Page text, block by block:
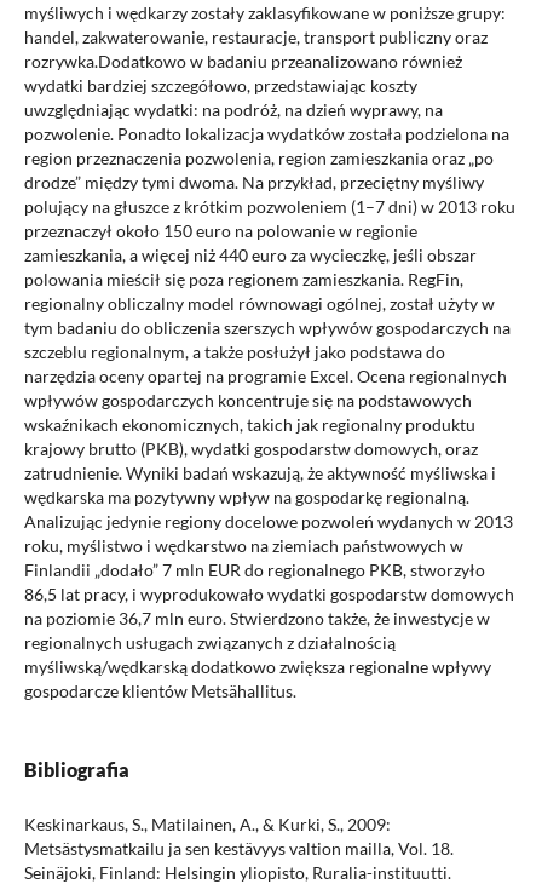
myśliwych i wędkarzy zostały zaklasyfikowane w poniższe grupy:
handel, zakwaterowanie, restauracje, transport publiczny oraz
rozrywka.Dodatkowo w badaniu przeanalizowano również
wydatki bardziej szczegółowo, przedstawiając koszty
uwzględniając wydatki: na podróż, na dzień wyprawy, na
pozwolenie. Ponadto lokalizacja wydatków została podzielona na
region przeznaczenia pozwolenia, region zamieszkania oraz „po
drodze” między tymi dwoma. Na przykład, przeciętny myśliwy
polujący na głuszce z krótkim pozwoleniem (1–7 dni) w 2013 roku
przeznaczył około 150 euro na polowanie w regionie
zamieszkania, a więcej niż 440 euro za wycieczkę, jeśli obszar
polowania mieścił się poza regionem zamieszkania. RegFin,
regionalny obliczalny model równowagi ogólnej, został użyty w
tym badaniu do obliczenia szerszych wpływów gospodarczych na
szczeblu regionalnym, a także posłużył jako podstawa do
narzędzia oceny opartej na programie Excel. Ocena regionalnych
wpływów gospodarczych koncentruje się na podstawowych
wskaźnikach ekonomicznych, takich jak regionalny produktu
krajowy brutto (PKB), wydatki gospodarstw domowych, oraz
zatrudnienie. Wyniki badań wskazują, że aktywność myśliwska i
wędkarska ma pozytywny wpływ na gospodarkę regionalną.
Analizując jedynie regiony docelowe pozwoleń wydanych w 2013
roku, myślistwo i wędkarstwo na ziemiach państwowych w
Finlandii „dodało” 7 mln EUR do regionalnego PKB, stworzyło
86,5 lat pracy, i wyprodukowało wydatki gospodarstw domowych
na poziomie 36,7 mln euro. Stwierdzono także, że inwestycje w
regionalnych usługach związanych z działalnością
myśliwską/wędkarską dodatkowo zwiększa regionalne wpływy
gospodarcze klientów Metsähallitus.
Bibliografia
Keskinarkaus, S., Matilainen, A., & Kurki, S., 2009:
Metsästysmatkailu ja sen kestävyys valtion mailla, Vol. 18.
Seinäjoki, Finland: Helsingin yliopisto, Ruralia-instituutti.